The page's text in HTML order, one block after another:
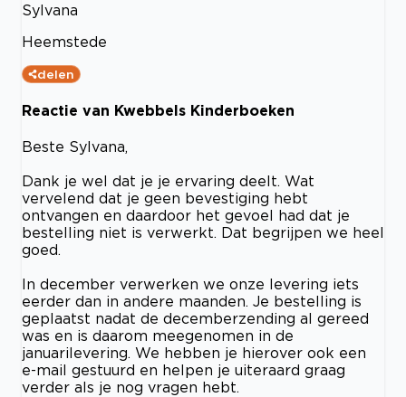
Sylvana
Heemstede
delen
Reactie van Kwebbels Kinderboeken
Beste Sylvana,
Dank je wel dat je je ervaring deelt. Wat
vervelend dat je geen bevestiging hebt
ontvangen en daardoor het gevoel had dat je
bestelling niet is verwerkt. Dat begrijpen we heel
goed.
In december verwerken we onze levering iets
eerder dan in andere maanden. Je bestelling is
geplaatst nadat de decemberzending al gereed
was en is daarom meegenomen in de
januarilevering. We hebben je hierover ook een
e-mail gestuurd en helpen je uiteraard graag
verder als je nog vragen hebt.